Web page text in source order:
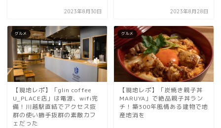
2023年8月30日 2023年8月28日
グルメ
【現地レポ】「glin coffee
U_PLACE店」は電源、wifi完
備！川越駅直結でアクセス抜
群の使い勝手抜群の素敵カフ
ェだった
グルメ
【現地レポ】「炭焼き親子丼
MARUYA」で絶品親子丼ラン
チ！築300年風情ある建物で地
産地消を